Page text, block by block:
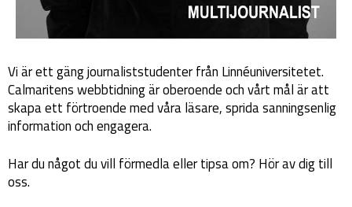
Vi är ett gäng journaliststudenter från Linnéuniversitetet.
Calmaritens webbtidning är oberoende och vårt mål är att
skapa ett förtroende med våra läsare, sprida sanningsenlig
information och engagera.
Har du något du vill förmedla eller tipsa om? Hör av dig till
oss.